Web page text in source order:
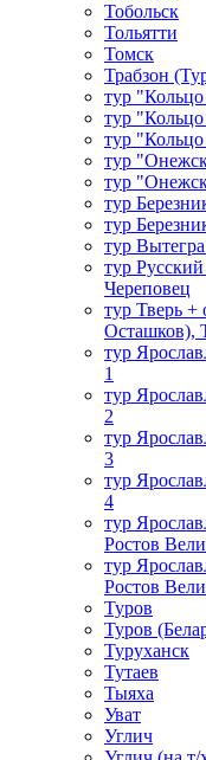
Тобольск
Тольятти
Томск
Трабзон
тур
тур
тур
тур
тур
тур
тур
тур
тур Русский
Череповец
тур Тверь
Осташков),
тур
1
тур
2
тур
3
тур
4
тур
Ростов
тур
Ростов
Туров
Туров
Туруханск
Тутаев
Тыяха
Уват
Углич